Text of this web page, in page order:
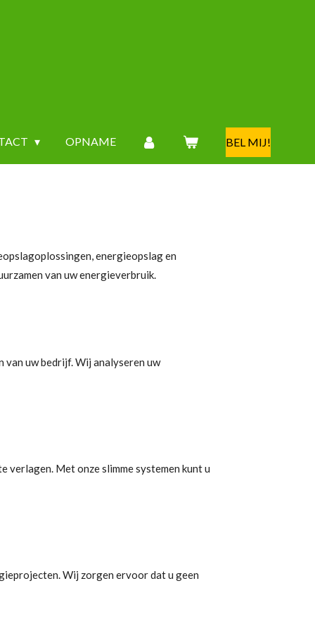
OPNAME BEL MIJ!
energieopslag en
van uw energieverbruik.
uw bedrijf. Wij analyseren uw
Met onze slimme systemen kunt u
Wij zorgen ervoor dat u geen